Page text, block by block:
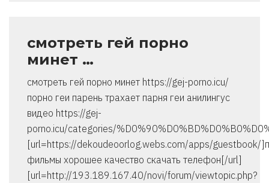
смотреть гей порно
минет …
смотреть гей порно минет https://gej-porno.icu/
порно геи парень трахает парня геи анилингус
видео https://gej-
porno.icu/categories/
[url=https://dekoudeoorlog.webs.com/apps/guestbook/
фильмы хорошее качество скачать телефон[/url]
[url=http://193.189.167.40/novi/forum/viewtopic.php?